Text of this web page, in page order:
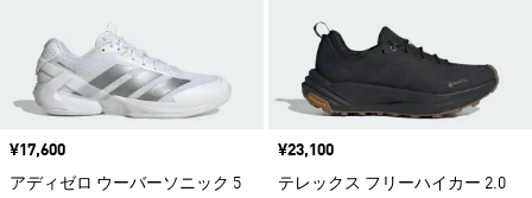
価格
¥17,600
アディゼロ ウーバーソニック 5
価格
¥23,100
テレックス フリーハイカー 2.0